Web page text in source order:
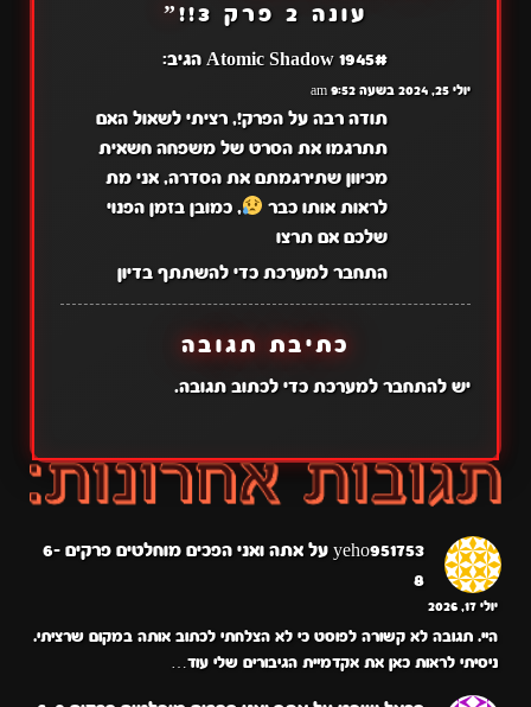
עונה 2 פרק 3!!
”
Atomic Shadow 1945# הגיב:
יולי 25, 2024 בשעה 9:52 am
תודה רבה על הפרק!, רציתי לשאול האם
תתרגמו את הסרט של משפחה חשאית
מכיוון שתירגמתם את הסדרה, אני מת
לראות אותו כבר
, כמובן בזמן הפנוי
שלכם אם תרצו
התחבר למערכת כדי להשתתף בדיון
כתיבת תגובה
יש להתחבר למערכתכדי לכתוב תגובה.
yeho951753 על
אתה ואני הפכים מוחלטים פרקים 6-
8
יולי 17, 2026
היי. תגובה לא קשורה לפוסט כי לא הצלחתי לכתוב אותה במקום שרציתי.
ניסיתי לראות כאן את אקדמיית הגיבורים שלי עוד…